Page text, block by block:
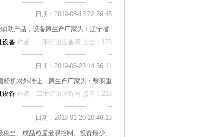
日期：2019-08-13 22.39.45
助产品，设备原生产厂家为：辽宁省
设备 作者：二手矿山设备网 点击：173
日期：2019-06-23 14.56.11
粉机对外转让，原生产厂家为：黎明重
设备 作者：二手矿山设备网 点击：218
日期：2019-01-20 10.46.13
当、成品粒度最易控制、投资最少、